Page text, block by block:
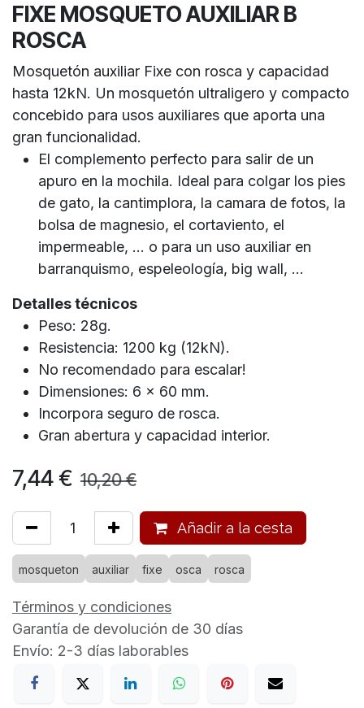
FIXE MOSQUETO AUXILIAR B
ROSCA
Mosquetón auxiliar Fixe con rosca y capacidad
hasta 12kN. Un mosquetón ultraligero y compacto
concebido para usos auxiliares que aporta una
gran funcionalidad.
El complemento perfecto para salir de un
apuro en la mochila. Ideal para colgar los pies
de gato, la cantimplora, la camara de fotos, la
bolsa de magnesio, el cortaviento, el
impermeable, ... o para un uso auxiliar en
barranquismo, espeleología, big wall, ...
Detalles técnicos
Peso: 28g.
Resistencia: 1200 kg (12kN).
No recomendado para escalar!
Dimensiones: 6 x 60 mm.
Incorpora seguro de rosca.
Gran abertura y capacidad interior.
7,44€ 10,20€
Añadir a la cesta
mosqueton auxiliar fixe osca rosca
Términos y condiciones
Garantía de devolución de 30 días
Envío: 2-3 días laborables